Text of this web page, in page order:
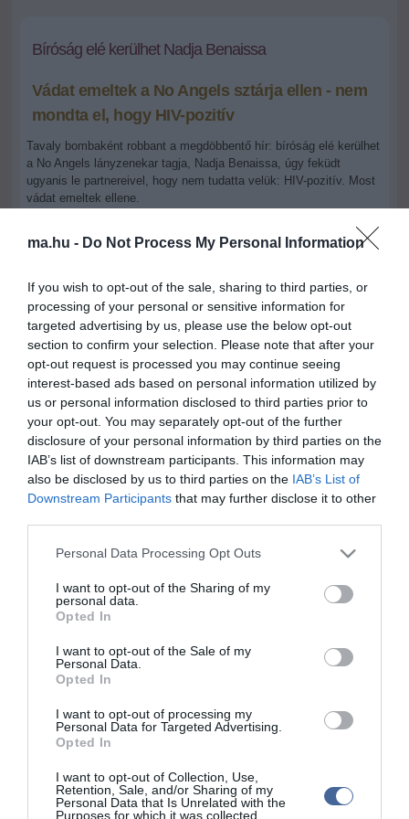
ma.hu - Do Not Process My Personal Information
If you wish to opt-out of the sale, sharing to third parties, or
processing of your personal or sensitive information for
targeted advertising by us, please use the below opt-out
section to confirm your selection. Please note that after your
opt-out request is processed you may continue seeing
interest-based ads based on personal information utilized by
us or personal information disclosed to third parties prior to
your opt-out. You may separately opt-out of the further
disclosure of your personal information by third parties on the
IAB’s list of downstream participants. This information may
also be disclosed by us to third parties on the IAB’s List of
Downstream Participants that may further disclose it to other
Please note that this website/app uses one or more Google
not limited to your visit or usage behaviour. You may click to
grant or deny consent to Google and its third-party tags to
use your data for below specified purposes in below Google
consent section.
Personal Data Processing Opt Outs
I want to opt-out of the Sharing of my
personal data.
Opted In
I want to opt-out of the Sale of my
Personal Data.
Opted In
I want to opt-out of processing my
Personal Data for Targeted Advertising.
Opted In
I want to opt-out of Collection, Use,
Retention, Sale, and/or Sharing of my
Personal Data that Is Unrelated with the
Purposes for which it was collected.
Bíróság elé kerülhet Nadja Benaissa
Vádat emeltek a No Angels sztárja ellen - nem
mondta el, hogy HIV-pozitív
Tavaly bombaként robbant a megdöbbentő hír: bíróság elé kerülhet
a No Angels lányzenekar tagja, Nadja Benaissa, úgy feküdt
ugyanis le partnereivel, hogy nem tudatta velük: HIV-pozitív. Most
vádat emeltek ellene.
Képekben Nadja Benaissa és a No Angels zenekar
2010.02.22 11:30
ma.hu
+
Szándékos fertőzés miatt állítanák bíróság elé a csinos énekesnőt
- Mint arról már tavaly is hírt adtak a lapok, a 27 éves Nadja
Benaissaévekkel ezelőtt HIV-pozitív lett.
Ellenállhatatlan - és könyörtelen?
Erről azonban aNo Angels
sztárja nem tájékoztatta szexpartnereit, akikkel védekezés nélkül
bújt ágyba.
létesített - bizonyíthatóan három férfival - védekezés nélkül.
S mivel nem közölte velük betegségét, ez szándékos fertőzésnek
minősül. Közben az egyik partneréről ki is derül, hogy HIV-fertőzött
Nadja Benaissát tavaly le is tartóztatták.
Pár nappal ezelőtt emeltek vádat ellene - ha bűnösnek találják,
Tudja meg, mi történt tavaly Nadjával!